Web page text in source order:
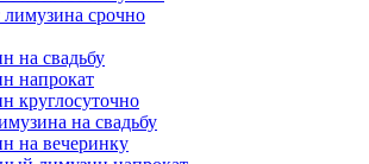
срочно
на свадьбу
напрокат
круглосуточно
на свадьбу
на вечеринку